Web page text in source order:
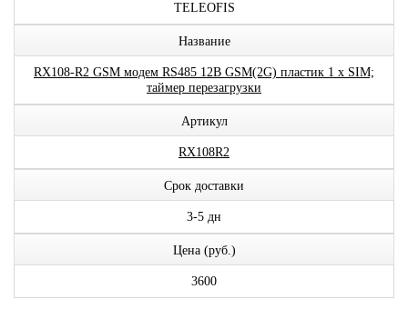
TELEOFIS
Название
RX108-R2 GSM модем RS485 12В GSM(2G) пластик 1 x SIM;
таймер перезагрузки
Артикул
RX108R2
Срок доставки
3-5 дн
Цена (руб.)
3600